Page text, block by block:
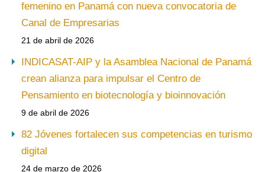
femenino en Panamá con nueva convocatoria de
Canal de Empresarias
21 de abril de 2026
INDICASAT-AIP y la Asamblea Nacional de Panamá
crean alianza para impulsar el Centro de
Pensamiento en biotecnología y bioinnovación
9 de abril de 2026
82 Jóvenes fortalecen sus competencias en turismo
digital
24 de marzo de 2026